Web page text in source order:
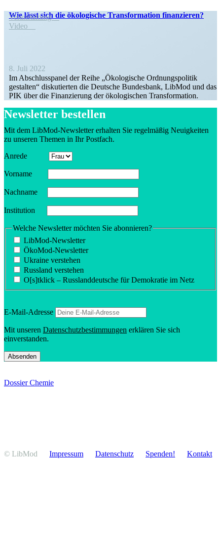
Wie lässt sich die ökolo­gische Trans­for­mation finanzieren?
Veran­staltung
Video
8. Juli 2022
Im Abschluss­panel der Reihe „Ökolo­gische Ordnungs­po­litik
gestalten“ disku­tierten die Deutsche Bundesbank, LibMod und das
PIK über die Finan­zierung der ökolo­gi­schen Transformation.
Newsletter bestellen
Mit dem LibMod-Newsletter erhalten Sie regel­mäßig Neuig­keiten
zu unseren Themen in Ihr Postfach.
Anrede
Vorname
Nachname
Insti­tution
Welche Newsletter möchten Sie abonnieren?
LibMod-Newsletter
ÖkoMod-Newsletter
Ukraine verstehen
Russland verstehen
O[s]tklick – Russland­deutsche für Demokratie im Netz
E‑Mail-Adresse
Mit unseren Daten­schutz­be­stim­mungen erklären Sie sich
einverstanden.
Dossier Chemie
© LibMod Impressum Daten­schutz Spenden! Kontakt